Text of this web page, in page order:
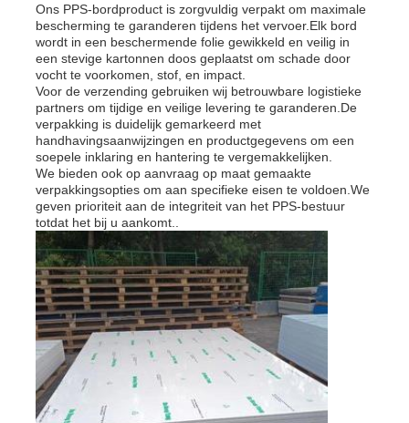
Ons PPS-bordproduct is zorgvuldig verpakt om maximale
bescherming te garanderen tijdens het vervoer.Elk bord
wordt in een beschermende folie gewikkeld en veilig in
een stevige kartonnen doos geplaatst om schade door
vocht te voorkomen, stof, en impact.
Voor de verzending gebruiken wij betrouwbare logistieke
partners om tijdige en veilige levering te garanderen.De
verpakking is duidelijk gemarkeerd met
handhavingsaanwijzingen en productgegevens om een
soepele inklaring en hantering te vergemakkelijken.
We bieden ook op aanvraag op maat gemaakte
verpakkingsopties om aan specifieke eisen te voldoen.We
geven prioriteit aan de integriteit van het PPS-bestuur
totdat het bij u aankomt..